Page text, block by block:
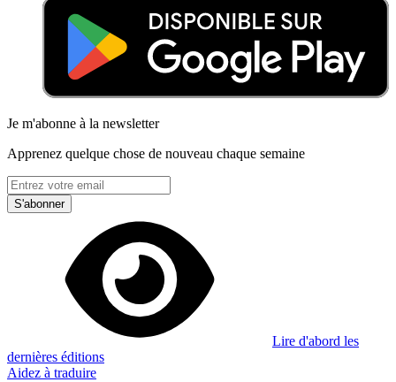
Je m'abonne à la newsletter
Apprenez quelque chose de nouveau chaque semaine
S'abonner
Lire d'abord les
dernières éditions
Aidez à traduire